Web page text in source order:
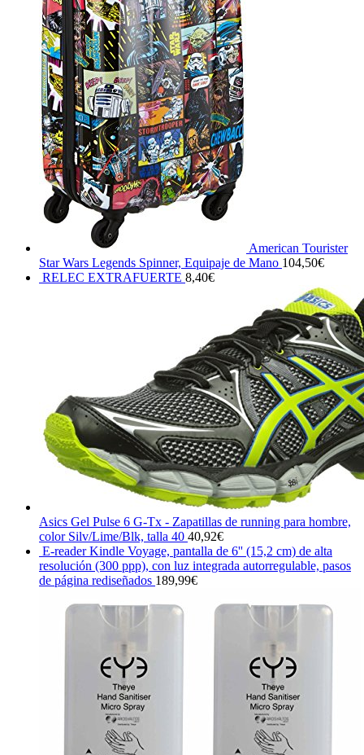
American Tourister
Star Wars Legends Spinner, Equipaje de Mano 104,50€
RELEC EXTRAFUERTE 8,40€
Asics Gel Pulse 6 G-Tx - Zapatillas de running para hombre,
color Silv/Lime/Blk, talla 40 40,92€
E-reader Kindle Voyage, pantalla de 6'' (15,2 cm) de alta
resolución (300 ppp), con luz integrada autorregulable, pasos
de página rediseñados 189,99€